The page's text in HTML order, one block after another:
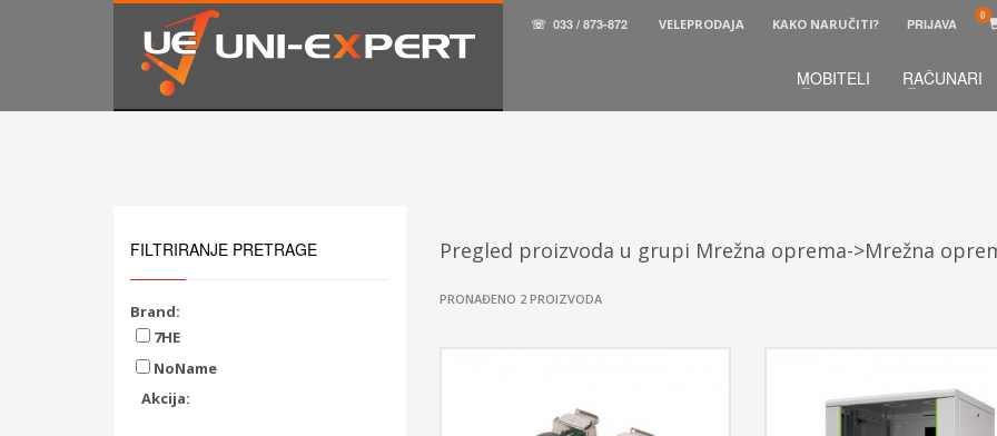
KAKO NARUČITI
Prijavite se ili registrujte.
☏ 033 / 873-872 VELEPRODAJA KAKO NARUČITI? PRIJAVA
MOBITELI RAČUNARI
Pregled proizvoda u grupi Mrežna oprema->Mrežna
PRONAĐENO 2 PROIZVODA
FILTRIRANJE PRETRAGE
Brand:
7HE
NoName
Akcija: